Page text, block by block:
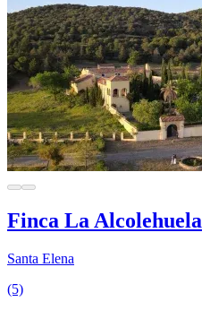
Finca La Alcolehuela
Santa Elena
(5)